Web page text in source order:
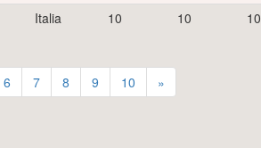
Italia 10 10 10
6 7 8 9 10 »